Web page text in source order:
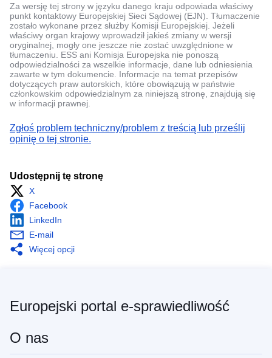
Za wersję tej strony w języku danego kraju odpowiada właściwy
punkt kontaktowy Europejskiej Sieci Sądowej (EJN). Tłumaczenie
zostało wykonane przez służby Komisji Europejskiej. Jeżeli
właściwy organ krajowy wprowadził jakieś zmiany w wersji
oryginalnej, mogły one jeszcze nie zostać uwzględnione w
tłumaczeniu. ESS ani Komisja Europejska nie ponoszą
odpowiedzialności za wszelkie informacje, dane lub odniesienia
zawarte w tym dokumencie. Informacje na temat przepisów
dotyczących praw autorskich, które obowiązują w państwie
członkowskim odpowiedzialnym za niniejszą stronę, znajdują się
w informacji prawnej.
Zgłoś problem techniczny/problem z treścią lub prześlij
opinię o tej stronie.
Udostępnij tę stronę
X
Facebook
LinkedIn
E-mail
Więcej opcji
Europejski portal e-sprawiedliwość
O nas